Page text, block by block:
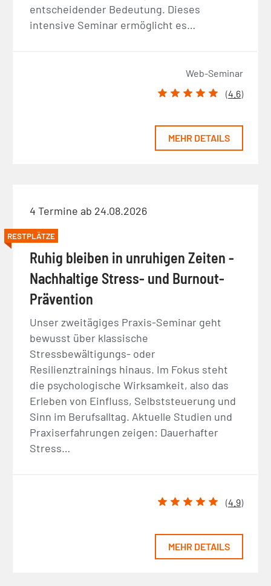
entscheidender Bedeutung. Dieses
intensive Seminar ermöglicht es…
Web-Seminar
(4.6)
MEHR DETAILS
4 Termine ab 24.08.2026
RESTPLÄTZE
Ruhig bleiben in unruhigen Zeiten -
Nachhaltige Stress- und Burnout-
Prävention
Unser zweitägiges Praxis-Seminar geht
bewusst über klassische
Stressbewältigungs- oder
Resilienztrainings hinaus. Im Fokus steht
die psychologische Wirksamkeit, also das
Erleben von Einfluss, Selbststeuerung und
Sinn im Berufsalltag. Aktuelle Studien und
Praxiserfahrungen zeigen: Dauerhafter
Stress…
(4.9)
MEHR DETAILS